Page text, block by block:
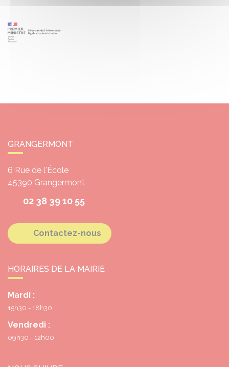
GRANGERMONT
6 Rue de l'École
45390 Grangermont
02 38 39 10 55
Contactez-nous
HORAIRES DE LA MAIRIE
Mardi :
15h30 - 18h30
Vendredi :
09h30 - 12h00